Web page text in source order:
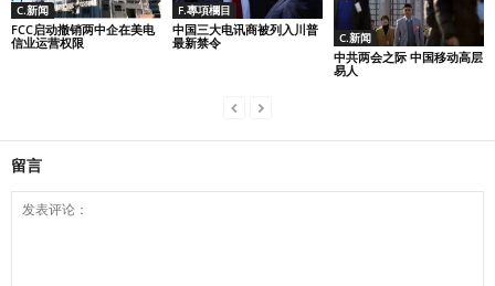
C.新闻
FCC启动撤销两中企在美电
信业运营权限
F.專項欄目
中国三大电讯商被列入川普
最新禁令
C.新闻
中共两会之际 中国移动高层
易人
留言